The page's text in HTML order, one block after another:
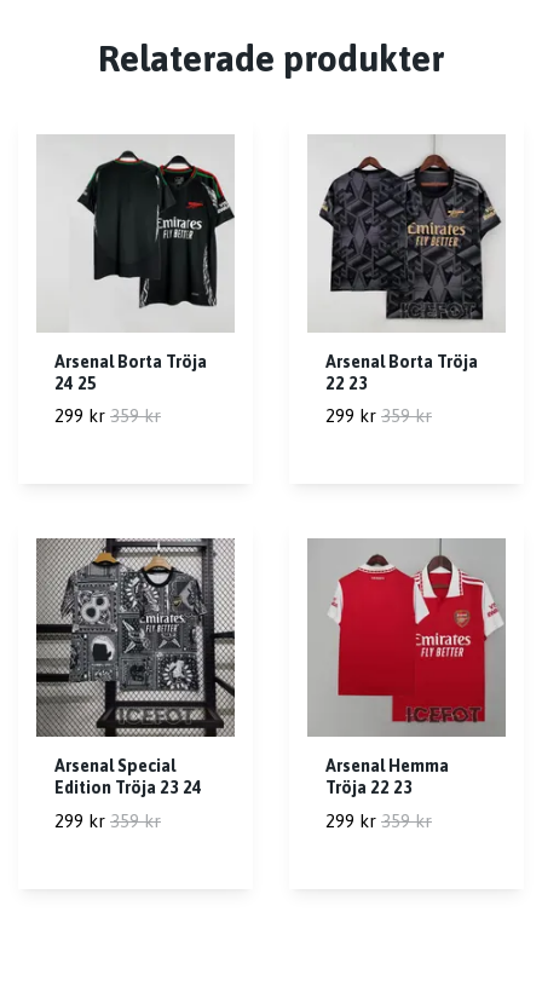
Relaterade produkter
Arsenal Borta Tröja
24 25
299 kr 359 kr
Arsenal Borta Tröja
22 23
299 kr 359 kr
Arsenal Special
Edition Tröja 23 24
299 kr 359 kr
Arsenal Hemma
Tröja 22 23
299 kr 359 kr